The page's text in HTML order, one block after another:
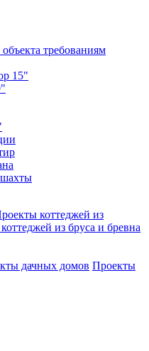
требованиям
15"
коттеджей из
из бруса и бревна
дачных домов Проекты